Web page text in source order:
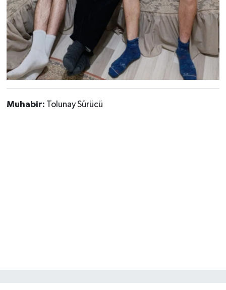
Muhabir: Tolunay Sürücü